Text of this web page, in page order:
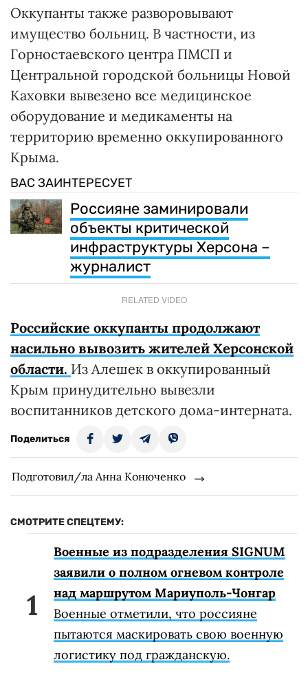
Оккупанты также разворовывают
имущество больниц. В частности, из
Горностаевского центра ПМСП и
Центральной городской больницы Новой
Каховки вывезено все медицинское
оборудование и медикаменты на
территорию временно оккупированного
Крыма.
ВАС ЗАИНТЕРЕСУЕТ
Россияне заминировали
объекты критической
инфраструктуры Херсона –
журналист
RELATED VIDEO
Российские оккупанты продолжают
насильно вывозить жителей Херсонской
области. Из Алешек в оккупированный
Крым принудительно вывезли
воспитанников детского дома-интерната.
Поделиться
Подготовил/ла Анна Конюченко
СМОТРИТЕ СПЕЦТЕМУ:
Военные из подразделения SIGNUM
заявили о полном огневом контроле
над маршрутом Мариуполь-Чонгар
Военные отметили, что россияне
пытаются маскировать свою военную
логистику под гражданскую.